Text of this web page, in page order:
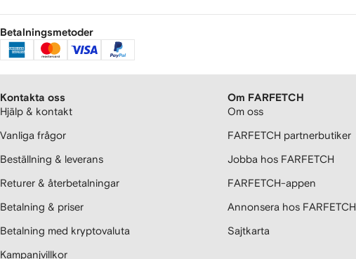
Betalningsmetoder
Kontakta oss
Hjälp & kontakt
Vanliga frågor
Beställning & leverans
Returer & återbetalningar
Betalning & priser
Betalning med kryptovaluta
Kampanjvillkor
Om FARFETCH
Om oss
FARFETCH partnerbutiker
Jobba hos FARFETCH
FARFETCH-appen
Annonsera hos FARFETCH
Sajtkarta